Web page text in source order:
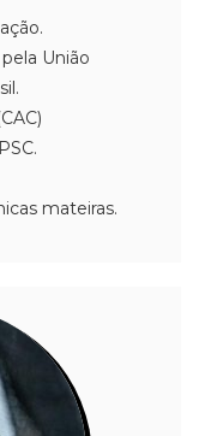
União
mateiras.